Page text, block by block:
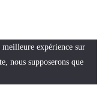
expérience sur
nous supposerons que